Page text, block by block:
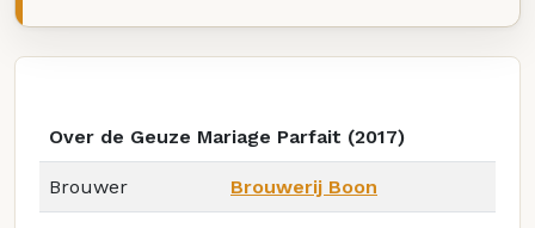
Over de Geuze Mariage Parfait (2017)
Brouwer Brouwerij Boon